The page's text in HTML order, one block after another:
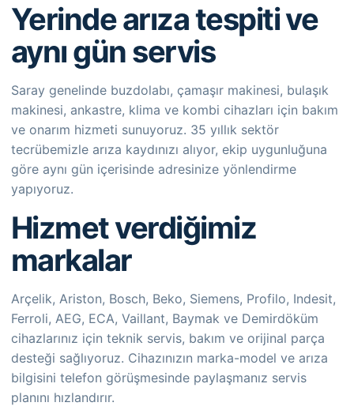
Yerinde arıza tespiti ve
aynı gün servis
Saray genelinde buzdolabı, çamaşır makinesi, bulaşık
makinesi, ankastre, klima ve kombi cihazları için bakım
ve onarım hizmeti sunuyoruz. 35 yıllık sektör
tecrübemizle arıza kaydınızı alıyor, ekip uygunluğuna
göre aynı gün içerisinde adresinize yönlendirme
yapıyoruz.
Hizmet verdiğimiz
markalar
Arçelik, Ariston, Bosch, Beko, Siemens, Profilo, Indesit,
Ferroli, AEG, ECA, Vaillant, Baymak ve Demirdöküm
cihazlarınız için teknik servis, bakım ve orijinal parça
desteği sağlıyoruz. Cihazınızın marka-model ve arıza
bilgisini telefon görüşmesinde paylaşmanız servis
planını hızlandırır.